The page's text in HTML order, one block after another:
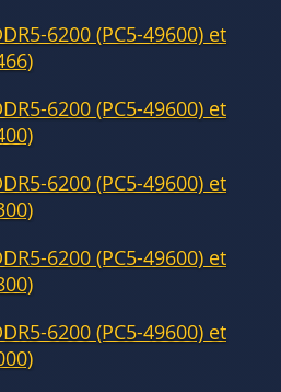
6200 (PC5-49600) et
6200 (PC5-49600) et
6200 (PC5-49600) et
6200 (PC5-49600) et
6200 (PC5-49600) et